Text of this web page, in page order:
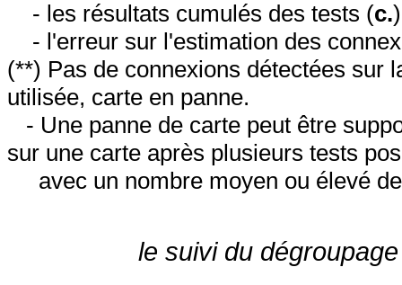
- les résultats cumulés des tests (c.
- l'erreur sur l'estimation des
(**) Pas de connexions détectées sur
utilisée, carte en panne.
- Une panne de carte peut être
sur une carte après plusieurs tests
avec un nombre moyen ou élevé
le suivi du